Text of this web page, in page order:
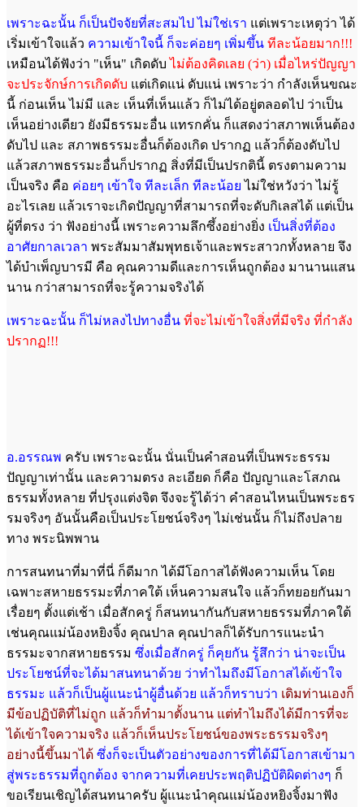
เพราะฉะนั้น ก็เป็นปัจจัยที่สะสมไป ไม่ใช่เรา แต่เพราะเหตุว่า ได้
เริ่มเข้าใจแล้ว ความเข้าใจนี้ ก็จะค่อยๆ เพิ่มขึ้น ทีละน้อยมาก!!!
เหมือนได้ฟังว่า "เห็น" เกิดดับ ไม่ต้องคิดเลย (ว่า) เมื่อไหร่ปัญญา
จะประจักษ์การเกิดดับ แต่เกิดแน่ ดับแน่ เพราะว่า กำลังเห็นขณะ
นี้ ก่อนเห็น ไม่มี และ เห็นที่เห็นแล้ว ก็ไม่ได้อยู่ตลอดไป ว่าเป็น
เห็นอย่างเดียว ยังมีธรรมะอื่น แทรกคั่น ก็แสดงว่าสภาพเห็นต้อง
ดับไป และ สภาพธรรมะอื่นก็ต้องเกิด ปรากฏ แล้วก็ต้องดับไป
แล้วสภาพธรรมะอื่นก็ปรากฏ สิ่งที่มีเป็นปรกตินี้ ตรงตามความ
เป็นจริง คือ ค่อยๆ เข้าใจ ทีละเล็ก ทีละน้อย ไม่ใช่หวังว่า ไม่รู้
อะไรเลย แล้วเราจะเกิดปัญญาที่สามารถที่จะดับกิเลสได้ แต่เป็น
ผู้ที่ตรง ว่า ฟังอย่างนี้ เพราะความลึกซึ้งอย่างยิ่ง เป็นสิ่งที่ต้อง
อาศัยกาลเวลา พระสัมมาสัมพุทธเจ้าและพระสาวกทั้งหลาย จึง
ได้บำเพ็ญบารมี คือ คุณความดีและการเห็นถูกต้อง มานานแสน
นาน กว่าสามารถที่จะรู้ความจริงได้
เพราะฉะนั้น ก็ไม่หลงไปทางอื่น ที่จะไม่เข้าใจสิ่งที่มีจริง ที่กำลัง
ปรากฏ!!!
อ.อรรณพ ครับ เพราะฉะนั้น นั่นเป็นคำสอนที่เป็นพระธรรม
ปัญญาเท่านั้น และความตรง ละเอียด ก็คือ ปัญญาและโสภณ
ธรรมทั้งหลาย ที่ปรุงแต่งจิต จึงจะรู้ได้ว่า คำสอนไหนเป็นพระธร
รมจริงๆ อันนั้นคือเป็นประโยชน์จริงๆ ไม่เช่นนั้น ก็ไม่ถึงปลาย
ทาง พระนิพพาน
การสนทนาที่มาที่นี่ ก็ดีมาก ได้มีโอกาสได้ฟังความเห็น โดย
เฉพาะสหายธรรมะที่ภาคใต้ เห็นความสนใจ แล้วก็ทยอยกันมา
เรื่อยๆ ตั้งแต่เช้า เมื่อสักครู่ ก็สนทนากันกับสหายธรรมที่ภาคใต้
เช่นคุณแม่น้องหยิงจิ้ง คุณปาล คุณปาลก็ได้รับการแนะนำ
ธรรมะจากสหายธรรม ซึ่งเมื่อสักครู่ ก็คุยกัน รู้สึกว่า น่าจะเป็น
ประโยชน์ที่จะได้มาสนทนาด้วย ว่าทำไมถึงมีโอกาสได้เข้าใจ
ธรรมะ แล้วก็เป็นผู้แนะนำผู้อื่นด้วย แล้วก็ทราบว่า เดิมท่านเองก็
มีข้อปฏิบัติที่ไม่ถูก แล้วก็ทำมาตั้งนาน แต่ทำไมถึงได้มีการที่จะ
ได้เข้าใจความจริง แล้วก็เห็นประโยชน์ของพระธรรมจริงๆ
อย่างนี้ขึ้นมาได้ ซึ่งก็จะเป็นตัวอย่างของการที่ได้มีโอกาสเข้ามา
สู่พระธรรมที่ถูกต้อง จากความที่เคยประพฤติปฏิบัติผิดต่างๆ ก็
ขอเรียนเชิญได้สนทนาครับ ผู้แนะนำคุณแม่น้องหยิงจิ้งมาฟัง